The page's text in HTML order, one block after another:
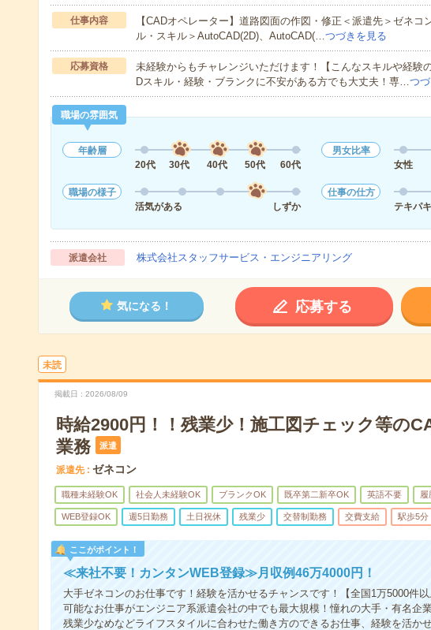
仕事内容
【CADオペレーター】道路図面の作図・修正＜派遣先＞ゼネコ
ル・スキル＞AutoCAD(2D)、AutoCAD(…つづきを見る
応募資格
未経験からもチャレンジいただけます！【こんなスキルや経験
Dスキル・経験・ブランクに不安がある方でも大丈夫！専…つ
職場の雰囲気
年齢層
20代
30代 40代 50代 60代
男女比率
女性
職場の様子
活気がある
しずか
仕事の仕方
テキパキ
派遣会社 株式会社スタッフサービス・エンジニアリング
気になる！ 応募する
未読
掲載日 2026/08/09
時給2900円！！残業少！施工図チェック等の
業務
派遣
派遣先 ゼネコン
職種未経験OK 社会人未経験OK ブランクOK 既卒第二新卒OK 英語不要 履
WEB登録OK 週5日勤務 土日祝休 残業少 交替制勤務 交費支給 駅歩5分
ここがポイント！
≪来社不要！カンタンWEB登録≫月収例46万4000円！
大手ゼネコンのお仕事です！経験を活かせるチャンスです！【全国1万5000件
可能なお仕事がエンジニア系派遣会社の中でも最大規模！憧れの大手・有名企
残業少なめなどライフスタイルに合わせた働き方のできるお仕事、経験を活か